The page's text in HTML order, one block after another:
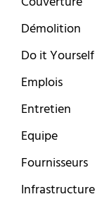
Démolition
Do it Yourself
Emplois
Entretien
Equipe
Fournisseurs
Infrastructure